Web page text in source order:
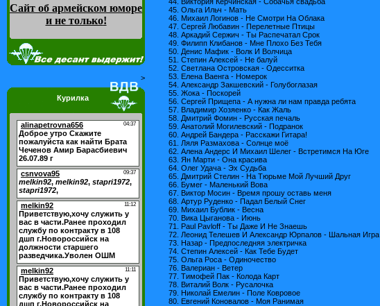
Сайт об армейском юморе
и не только!
>
Курилка
45. Ольга Ильч - Мать
46. Михаил Логинов - Не Смотри На Облака
47. Сергей Любавин - Перелетные Птицы
48. Аркадий Сержич - Ты Распечатал Срок
49. Филипп Клибанов - Мне Плохо Без Тебя
50. Денис Мафик - Волк И Волчица
51. Степин Алексей - Не балуй
52. Светлана Островская - Одесситка
53. Елена Ваенга - Номерок
54. Александр Закшевский - Голубоглазая
55. Жока - Поскорей
56. Сергей Прищепа - А нужна ли нам правда ребята
57. Владимир Хозяенко - Как Жаль
58. Дмитрий Фомин - Русская печаль
59. Анатолий Могилевский - Подранок
60. Андрей Бандера - Расскажи Гитара!
61. Ляля Размахова - Солнце моё
62. Алена Андерс И Михаил Шелег - Встретимся На Юге
63. Ян Марти - Она красива
64. Олег Удача - Эх Судьба
65. Дмитрий Стелин - На Тюрьме Мой Лучший Друг
66. Бумеr - Маленький Вова
67. Виктор Мосин - Время прошу оставь меня
68. Артур Руденко - Падал Белый Снег
69. Михаил Бублик - Весна
70. Вика Цыганова - Июнь
71. Paul Pavloff - Ты Даже И Не Знаешь
72. Леонид Телешев И Александр Юрпалов - Шальная Игра
73. Назар - Предпоследняя электричка
74. Степин Алексей - Как Тебе Будет
75. Ольга Роса - Одиночество
76. Валериан - Ветер
77. Тимофей Пак - Колода Карт
78. Виталий Волк - Русалочка
79. Николай Емелин - Поле Ковровое
80. Евгений Коновалов - Моя Ранимая